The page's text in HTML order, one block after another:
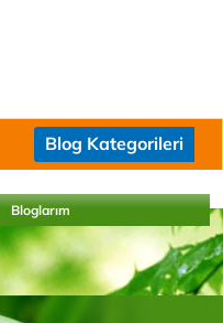
Blog Kategorileri
Bloglarım